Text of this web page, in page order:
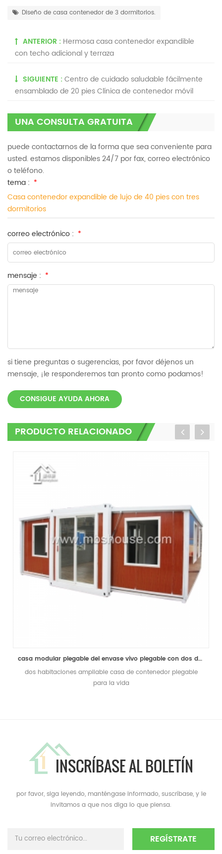
Diseño de casa contenedor de 3 dormitorios.
ANTERIOR : Hermosa casa contenedor expandible
con techo adicional y terraza
SIGUIENTE :Centro de cuidado saludable fácilmente
ensamblado de 20 pies Clínica de contenedor móvil
UNA CONSULTA GRATUITA
puede contactarnos de la forma que sea conveniente para
usted. estamos disponibles 24/7 por fax, correo electrónico
o teléfono.
tema : *
Casa contenedor expandible de lujo de 40 pies con tres
dormitorios
correo electrónico : *
mensaje : *
si tiene preguntas o sugerencias, por favor déjenos un
mensaje, ¡le responderemos tan pronto como podamos!
CONSIGUE AYUDA AHORA
PRODUCTO RELACIONADO
casa modular plegable del envase vivo plegable con dos dormitorios prefabricados para la venta
dos habitaciones ampliable casa de contenedor plegable
para la vida
INSCRÍBASE AL BOLETÍN
por favor, siga leyendo, manténgase informado, suscríbase, y le
invitamos a que nos diga lo que piensa.